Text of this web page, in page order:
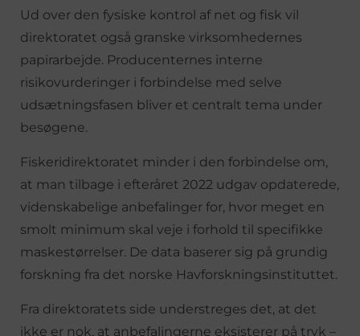
Ud over den fysiske kontrol af net og fisk vil
direktoratet også granske virksomhedernes
papirarbejde. Producenternes interne
risikovurderinger i forbindelse med selve
udsætningsfasen bliver et centralt tema under
besøgene.
Fiskeridirektoratet minder i den forbindelse om,
at man tilbage i efteråret 2022 udgav opdaterede,
videnskabelige anbefalinger for, hvor meget en
smolt minimum skal veje i forhold til specifikke
maskestørrelser. De data baserer sig på grundig
forskning fra det norske Havforskningsinstituttet.
Fra direktoratets side understreges det, at det
ikke er nok, at anbefalingerne eksisterer på tryk –